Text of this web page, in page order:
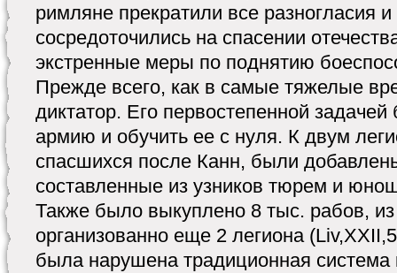
римляне прекратили все разногласия
сосредоточились на спасении
экстренные меры по поднятию
Прежде всего, как в самые тяжелые
диктатор. Его первостепенной
армию и обучить ее с нуля. К двум
спасшихся после Канн, были
составленные из узников тюрем и
Также было выкуплено 8 тыс. рабов,
организованно еще 2 легиона
была нарушена традиционная система